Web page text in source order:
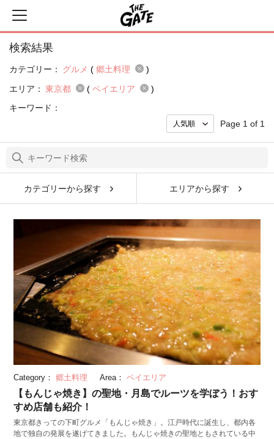
検索結果
カテゴリー： グルメ ( 郷土料理
)
エリア： 東京都 ( ベイエリア
)
キーワード：
Page 1 of 1
カテゴリーから探す エリアから探す
Category： 郷土料理 Area： ベイエリア
【もんじゃ焼き】の聖地・月島でルーツを学ぼう！おす
すめ店舗も紹介！
東京都きっての下町グルメ「もんじゃ焼き」。江戸時代に誕生し、都内各
地で独自の発展を遂げてきました。もんじゃ焼きの聖地ともされている中